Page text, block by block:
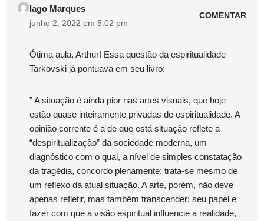
Iago Marques
junho 2, 2022 em 5:02 pm
COMENTAR
Ótima aula, Arthur! Essa questão da espiritualidade
Tarkovski já pontuava em seu livro:
” A situação é ainda pior nas artes visuais, que hoje
estão quase inteiramente privadas de espiritualidade. A
opinião corrente é a de que está situação reflete a
“despiritualização” da sociedade moderna, um
diagnóstico com o qual, a nível de simples constatação
da tragédia, concordo plenamente: trata-se mesmo de
um reflexo da atual situação. A arte, porém, não deve
apenas refletir, mas também transcender; seu papel e
fazer com que a visão espiritual influencie a realidade,